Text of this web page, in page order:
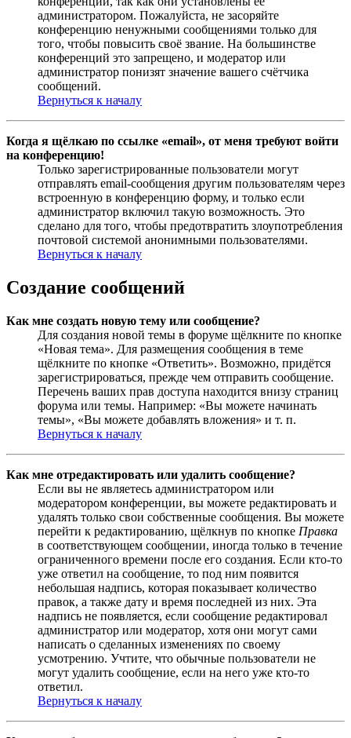
администратором. Пожалуйста, не засоряйте
конференцию ненужными сообщениями только для
того, чтобы повысить своё звание. На большинстве
конференций это запрещено, и модератор или
администратор понизят значение вашего счётчика
сообщений.
Вернуться к началу
Когда я щёлкаю по ссылке «email», от меня требуют войти
на конференцию!
Только зарегистрированные пользователи могут
отправлять email-сообщения другим пользователям через
встроенную в конференцию форму, и только если
администратор включил такую возможность. Это
сделано для того, чтобы предотвратить злоупотребления
почтовой системой анонимными пользователями.
Вернуться к началу
Создание сообщений
Как мне создать новую тему или сообщение?
Для создания новой темы в форуме щёлкните по кнопке
«Новая тема». Для размещения сообщения в теме
щёлкните по кнопке «Ответить». Возможно, придётся
зарегистрироваться, прежде чем отправить сообщение.
Перечень ваших прав доступа находится внизу страниц
форума или темы. Например: «Вы можете начинать
темы», «Вы можете добавлять вложения» и т. п.
Вернуться к началу
Как мне отредактировать или удалить сообщение?
Если вы не являетесь администратором или
модератором конференции, вы можете редактировать и
удалять только свои собственные сообщения. Вы можете
перейти к редактированию, щёлкнув по кнопке Правка
в соответствующем сообщении, иногда только в течение
ограниченного времени после его создания. Если кто-то
уже ответил на сообщение, то под ним появится
небольшая надпись, которая показывает количество
правок, а также дату и время последней из них. Эта
надпись не появляется, если сообщение редактировал
администратор или модератор, хотя они могут сами
написать о сделанных изменениях по своему
усмотрению. Учтите, что обычные пользователи не
могут удалить сообщение, если на него уже кто-то
ответил.
Вернуться к началу